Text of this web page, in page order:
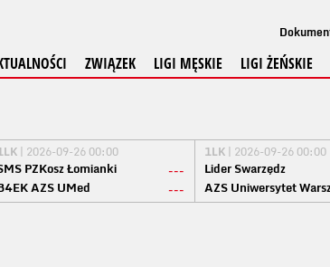
ZWIĄZEK LIGI MĘSKIE LIGI ŻEŃSKIE
| 2026-09-26 00:00
PZKosz Łomianki
---
AZS UMed
---
1LK | 2026-09-26 00:00
Lider Swarzędz
AZS Uniwersytet